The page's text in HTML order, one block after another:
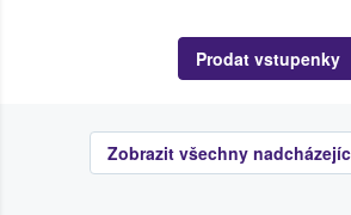
Prodat vstupenky
Zobrazit všechny